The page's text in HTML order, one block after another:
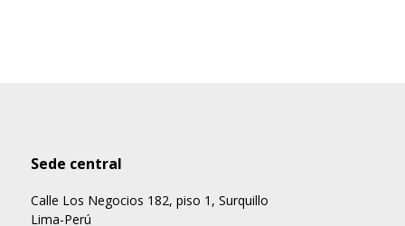
Sede central
Calle Los Negocios 182, piso 1, Surquillo
Lima-Perú